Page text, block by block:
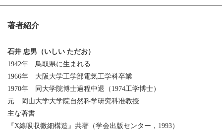
3.1 超イオン導電体
3.2 超イオン導電体の分類
3.3 超イオン導電体の特徴
3.4 相転移の熱力学
3.5 AgI の不安定性
3.6 希薄粒子系の跳躍拡散とイオン伝導
3.7 マスター方程式と跳躍拡散
著者紹介
石井 忠男（いしい ただお）
1942年 鳥取県に生まれる
1966年 大阪大学工学部電気工学科卒業
1970年 同大学院博士過程中退（1974工学博士）
元 岡山大学大学院自然科学研究科准教授
主な著書
『X線吸収微細構造』共著（学会出版センター，1993）